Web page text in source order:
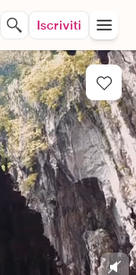
Iscriviti